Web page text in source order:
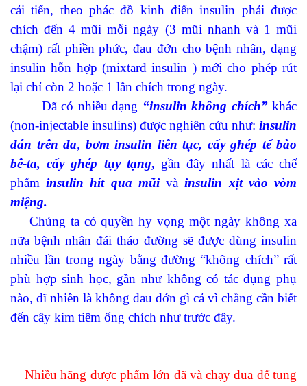
cải tiến, theo phác đồ kinh điển insulin phải được
chích đến 4 mũi mỗi ngày (3 mũi nhanh và 1 mũi
chậm) rất phiền phức, đau đớn cho bệnh nhân, dạng
insulin hỗn hợp (mixtard insulin ) mới cho phép rút
lại chỉ còn 2 hoặc 1 lần chích trong ngày.
Đã có nhiều dạng “insulin không chích” khác
(non-injectable insulins) được nghiên cứu như: insulin
dán trên da, bơm insulin liên tục, cấy ghép tế bào
bê-ta, cấy ghép tụy tạng, gần đây nhất là các chế
phẩminsulin hít qua mũi và insulin xịt vào vòm
miệng.
Chúng ta có quyền hy vọng một ngày không xa
nữa bệnh nhân đái tháo đường sẽ được dùng insulin
nhiều lần trong ngày bằng đường “không chích”rất
phù hợp sinh học, gần như không có tác dụng phụ
nào, dĩ nhiên là không đau đớn gì cả vì chẳng cần biết
đến cây kim tiêm ống chích như trước đây.
Nhiều hãng dược phẩm lớn đã và chạy đua để tung